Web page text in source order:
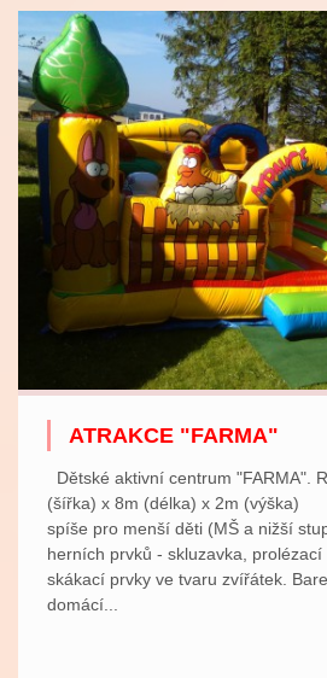
ATRAKCE "FARMA"
Dětské aktivní centrum "FARMA".
(šířka) x 8m (délka) x 2m (výška)
spíše pro menší děti (MŠ a nižší
herních prvků - skluzavka,
skákací prvky ve tvaru zvířátek.
domácí...